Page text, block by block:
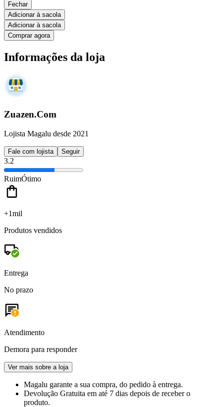
Fechar
Adicionar à sacola
Adicionar à sacola
Comprar agora
Informações da loja
Zuazen.Com
Lojista Magalu desde 2021
Fale com lojista Seguir
3.2
RuimÓtimo
+1mil
Produtos vendidos
Entrega
No prazo
Atendimento
Demora para responder
Ver mais sobre a loja
Magalu garante a sua compra, do pedido à entrega.
Devolução Gratuita em até 7 dias depois de receber o
produto.